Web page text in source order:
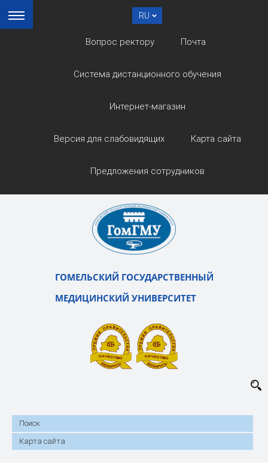
RU
Вопрос ректору Почта
Система дистанционного обучения
Интернет-магазин
Версия для слабовидящих Карта сайта
Предложения сотрудников
ГОМЕЛЬСКИЙ ГОСУДАРСТВЕННЫЙ
МЕДИЦИНСКИЙ УНИВЕРСИТЕТ
Поиск
Карта сайта